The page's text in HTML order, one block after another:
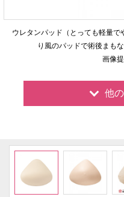
ウレタンパッド（とっても軽量で
り風のパッドで術後まも
画像
他